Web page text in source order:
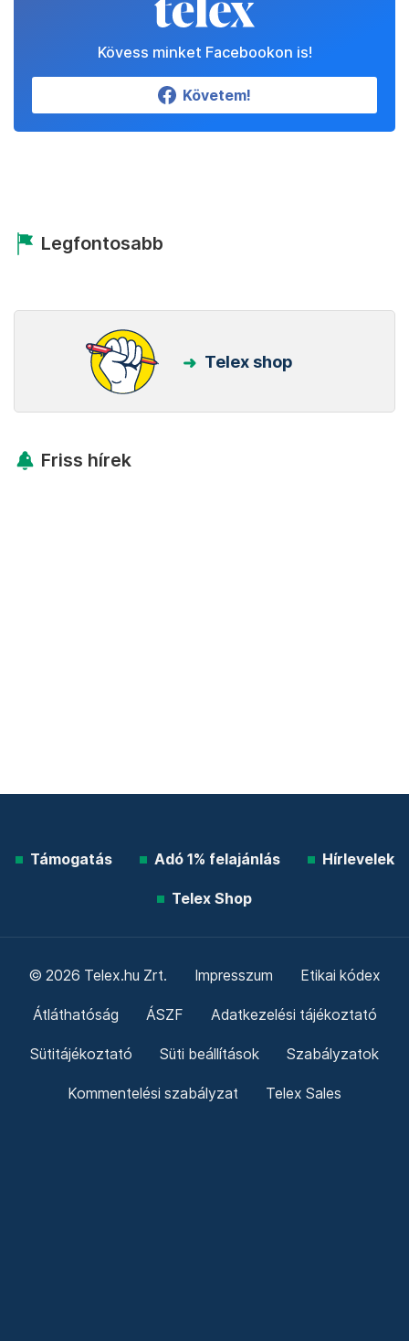
Kövess minket Facebookon is!
Követem!
Legfontosabb
Telex shop
Friss hírek
Támogatás Adó 1% felajánlás Hírlevelek
Telex Shop
© 2026 Telex.hu Zrt. Impresszum Etikai kódex
Átláthatóság ÁSZF Adatkezelési tájékoztató
Sütitájékoztató Süti beállítások Szabályzatok
Kommentelési szabályzat Telex Sales